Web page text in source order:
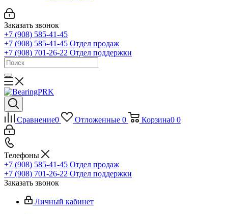
Заказать звонок
+7 (908) 585-41-45
+7 (908) 585-41-45 Отдел продаж
+7 (908) 701-26-22 Отдел поддержки
Сравнение0 Отложенные 0 Корзина0 0
Телефоны
+7 (908) 585-41-45 Отдел продаж
+7 (908) 701-26-22 Отдел поддержки
Заказать звонок
Личный кабинет